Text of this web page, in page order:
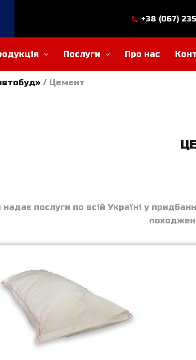
+38 (067)
Послуги Про нас
/ Цемент
послуги по всій Україні у